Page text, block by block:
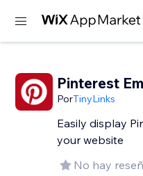
Pinterest
PorTinyLinks
Easily display
your website
No hay